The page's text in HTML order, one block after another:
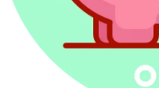
(dla osób bez
posiadających